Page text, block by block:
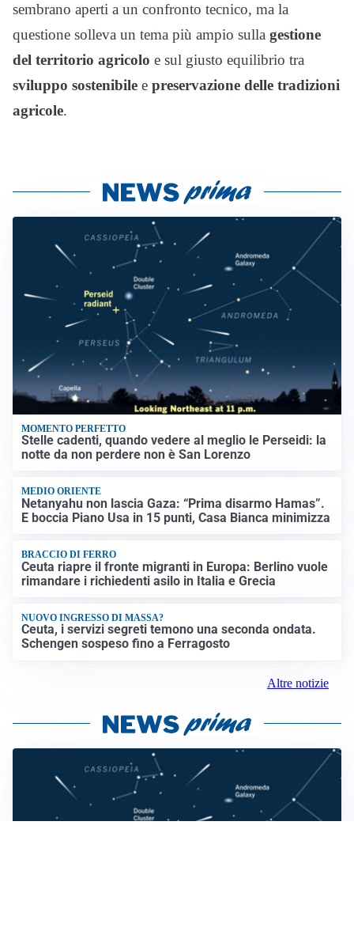
sembrano aperti a un confronto tecnico, ma la
questione solleva un tema più ampio sulla gestione
del territorio agricolo e sul giusto equilibrio tra
sviluppo sostenibile e preservazione delle tradizioni
agricole.
MOMENTO PERFETTO
Stelle cadenti, quando vedere al meglio le Perseidi: la
notte da non perdere non è San Lorenzo
MEDIO ORIENTE
Netanyahu non lascia Gaza: “Prima disarmo Hamas”.
E boccia Piano Usa in 15 punti, Casa Bianca minimizza
BRACCIO DI FERRO
Ceuta riapre il fronte migranti in Europa: Berlino vuole
rimandare i richiedenti asilo in Italia e Grecia
NUOVO INGRESSO DI MASSA?
Ceuta, i servizi segreti temono una seconda ondata.
Schengen sospeso fino a Ferragosto
Altre notizie